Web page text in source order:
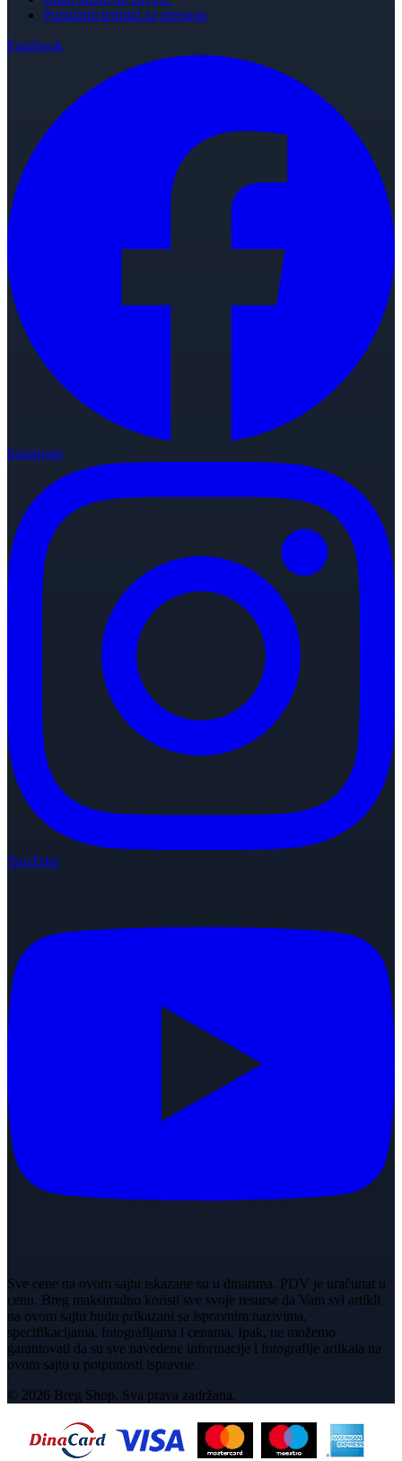
Popularni termini za pretragu
Facebook
Instagram
YouTube
Sve cene na ovom sajtu iskazane su u dinarima. PDV je uračunat u
cenu. Breg maksimalno koristi sve svoje resurse da Vam svi artikli
na ovom sajtu budu prikazani sa ispravnim nazivima,
specifikacijama, fotografijama i cenama. Ipak, ne možemo
garantovati da su sve navedene informacije i fotografije artikala na
ovom sajtu u potpunosti ispravne.
© 2026 Breg Shop. Sva prava zadržana.